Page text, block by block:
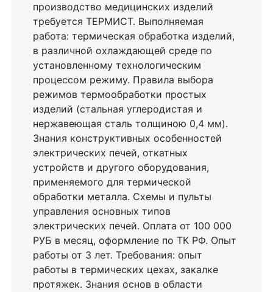
производство медицинских изделий
требуется ТЕРМИСТ. Выполняемая
работа: термическая обработка изделий,
в различной охлаждающей среде по
установленному технологическим
процессом режиму. Правила выбора
режимов термообработки простых
изделий (стальная углеродистая и
нержавеющая сталь толщиною 0,4 мм).
Знания конструктивных особенностей
электрических печей, откатных
устройств и другого оборудования,
применяемого для термической
обработки металла. Схемы и пульты
управления основных типов
электрических печей. Оплата от 100 000
РУБ в месяц, оформление по ТК РФ. Опыт
работы от 3 лет. Требования: опыт
работы в термических цехах, закалке
протяжек. Знания основ в области